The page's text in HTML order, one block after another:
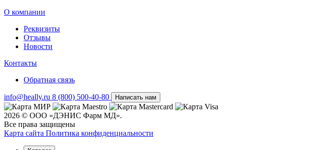
О компании
Реквизиты
Отзывы
Новости
Контакты
Обратная связь
info@heally.ru 8 (800) 500-40-80 Написать нам
2026 © ООО «ДЭНИС Фарм МД».
Все права защищены
Карта сайта Политика конфиден­циальности